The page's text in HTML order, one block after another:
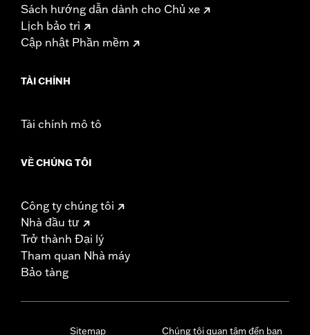
Sách hướng dẫn dành cho Chủ xe
Lịch bảo trì
Cập nhật Phần mềm
TÀI CHÍNH
Tài chính mô tô
VỀ CHÚNG TÔI
Công ty chúng tôi
Nhà đầu tư
Trở thành Đại lý
Tham quan Nhà máy
Bảo tàng
Sitemap Chúng tôi quan tâm đến bạn